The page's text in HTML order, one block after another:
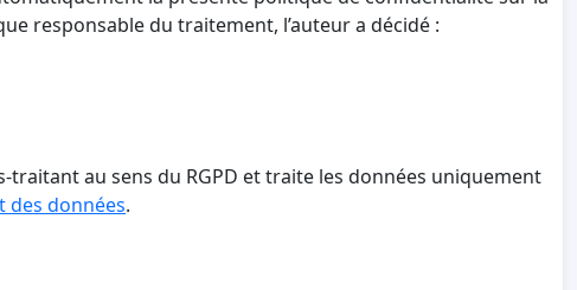
responsable du traitement, l’auteur a décidé :
au sens du RGPD et traite les données uniquement
des données.